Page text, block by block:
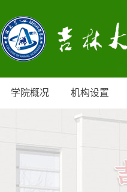
学院概况 机构设置